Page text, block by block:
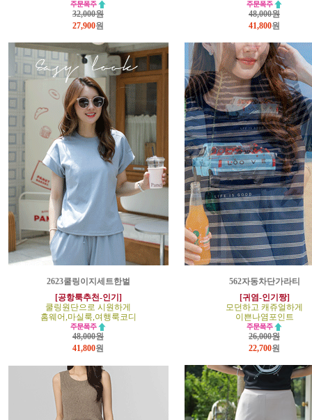
32,000원
27,900원
48,000원
41,800원
2623쿨링이지세트한벌
[공항룩추천-인기]
쿨링원단으로 시원하게
홈웨어,마실룩,여행룩코디
48,000원
41,800원
562자동차단가라티
[귀염-인기짱]
모던하고 캐쥬얼하게
이쁜나염포인트
26,000원
22,700원